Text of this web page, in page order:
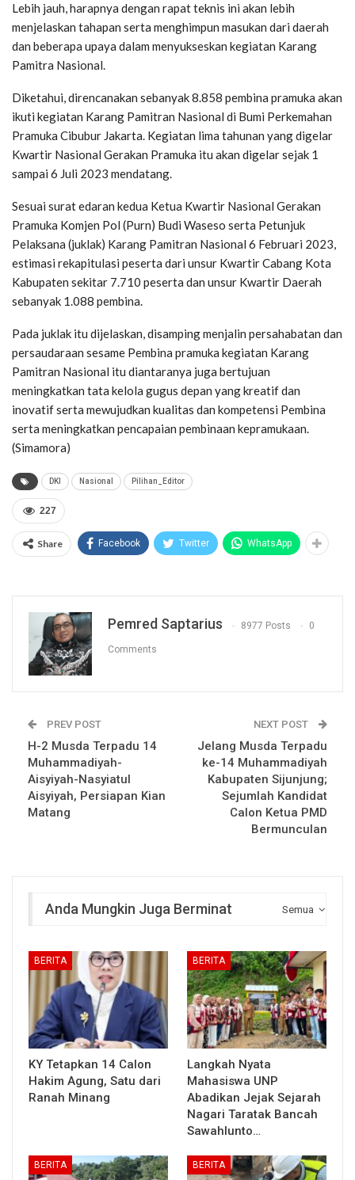
Lebih jauh, harapnya dengan rapat teknis ini akan lebih
menjelaskan tahapan serta menghimpun masukan dari daerah
dan beberapa upaya dalam menyukseskan kegiatan Karang
Pamitra Nasional.
Diketahui, direncanakan sebanyak 8.858 pembina pramuka akan
ikuti kegiatan Karang Pamitran Nasional di Bumi Perkemahan
Pramuka Cibubur Jakarta. Kegiatan lima tahunan yang digelar
Kwartir Nasional Gerakan Pramuka itu akan digelar sejak 1
sampai 6 Juli 2023 mendatang.
Sesuai surat edaran kedua Ketua Kwartir Nasional Gerakan
Pramuka Komjen Pol (Purn) Budi Waseso serta Petunjuk
Pelaksana (juklak) Karang Pamitran Nasional 6 Februari 2023,
estimasi rekapitulasi peserta dari unsur Kwartir Cabang Kota
Kabupaten sekitar 7.710 peserta dan unsur Kwartir Daerah
sebanyak 1.088 pembina.
Pada juklak itu dijelaskan, disamping menjalin persahabatan dan
persaudaraan sesame Pembina pramuka kegiatan Karang
Pamitran Nasional itu diantaranya juga bertujuan
meningkatkan tata kelola gugus depan yang kreatif dan
inovatif serta mewujudkan kualitas dan kompetensi Pembina
serta meningkatkan pencapaian pembinaan kepramukaan.
(Simamora)
DKI Nasional Pilihan_Editor
227
Share Facebook Twitter WhatsApp
Pemred Saptarius 8977 Posts 0
Comments
PREV POST
H-2 Musda Terpadu 14
Muhammadiyah-
Aisyiyah-Nasyiatul
Aisyiyah, Persiapan Kian
Matang
NEXT POST
Jelang Musda Terpadu
ke-14 Muhammadiyah
Kabupaten Sijunjung;
Sejumlah Kandidat
Calon Ketua PMD
Bermunculan
Semua
Anda Mungkin Juga Berminat
BERITA
KY Tetapkan 14 Calon
Hakim Agung, Satu dari
Ranah Minang
BERITA
Langkah Nyata
Mahasiswa UNP
Abadikan Jejak Sejarah
Nagari Taratak Bancah
Sawahlunto…
BERITA BERITA